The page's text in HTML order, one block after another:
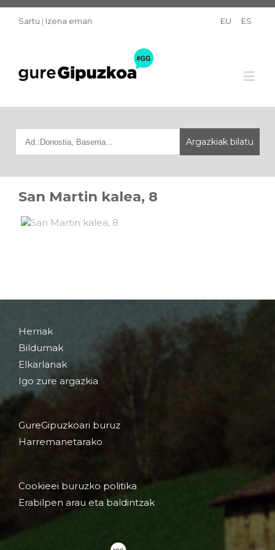
Sartu | Izena eman EU ES
San Martin kalea, 8
Herriak
Bildumak
Elkarlanak
Igo zure argazkia
GureGipuzkoari buruz
Harremanetarako
Cookieei buruzko politika
Erabilpen arau eta baldintzak